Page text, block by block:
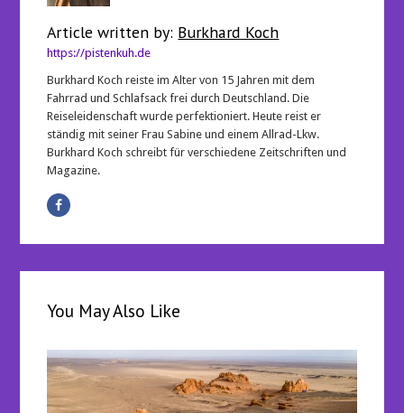
Article written by: Burkhard Koch
https://pistenkuh.de
Burkhard Koch reiste im Alter von 15 Jahren mit dem
Fahrrad und Schlafsack frei durch Deutschland. Die
Reiseleidenschaft wurde perfektioniert. Heute reist er
ständig mit seiner Frau Sabine und einem Allrad-Lkw.
Burkhard Koch schreibt für verschiedene Zeitschriften und
Magazine.
You May Also Like